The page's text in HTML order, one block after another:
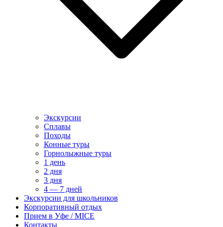
Экскурсии
Сплавы
Походы
Конные туры
Горнолыжные туры
1 день
2 дня
3 дня
4 — 7 дней
Экскурсии для школьников
Корпоративный отдых
Прием в Уфе / MICE
Контакты